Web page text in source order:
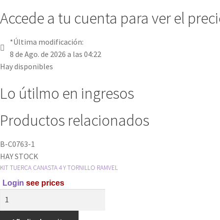
Accede a tu cuenta para ver el
*Última modificación:
8 de Ago. de 2026 a las 04:22
Hay disponibles
Lo útilmo en ingresos
Productos relacionados
B-C0763-1
HAY STOCK
KIT TUERCA CANASTA 4 Y TORNILLO RAMVEL
Login see prices